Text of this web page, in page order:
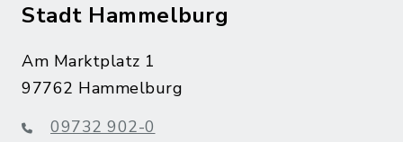
Stadt Hammelburg
Am Marktplatz 1
97762 Hammelburg
09732 902-0